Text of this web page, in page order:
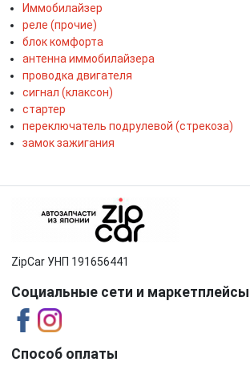
Иммобилайзер
реле (прочие)
блок комфорта
антенна иммобилайзера
проводка двигателя
сигнал (клаксон)
стартер
переключатель подрулевой (стрекоза)
замок зажигания
ZipCar УНП 191656441
Социальные сети и маркетплейсы
Способ оплаты